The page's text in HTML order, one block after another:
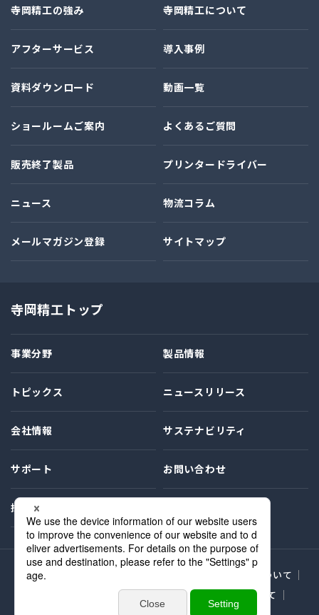
寺岡精工の強み 寺岡精工について
アフターサービス 導入事例
資料ダウンロード 動画一覧
ショールームご案内 よくあるご質問
販売終了製品 プリンタードライバー
ニュース 物流コラム
メールマガジン登録 サイトマップ
寺岡精工トップ
事業分野 製品情報
トピックス ニュースリリース
会社情報 サステナビリティ
サポート お問い合わせ
採用情報
プライバシーポリシー
商標表示について
MSDS（化学物質安全性データシート）の提供について